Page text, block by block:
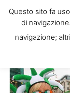
Questo sito fa
di
navigazione;